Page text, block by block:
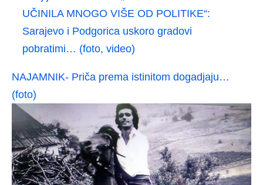
UČINILA MNOGO VIŠE OD POLITIKE“:
Sarajevo i Podgorica uskoro gradovi
pobratimi… (foto, video)
NAJAMNIK- Priča prema istinitom dogadjaju…
(foto)